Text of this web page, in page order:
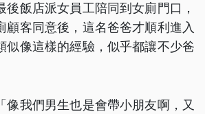
後飯店派女員工陪同到女廁門口，
顧客同意後，這名爸爸才順利進入
似像這樣的經驗，似乎都讓不少爸
像我們男生也是會帶小朋友啊，又